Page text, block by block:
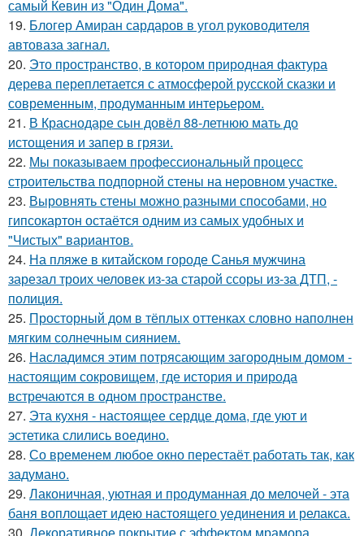
самый Кевин из "Один Дома".
19. Блогер Амиран сардаров в угол руководителя
автоваза загнал.
20. Это пространство, в котором природная фактура
дерева переплетается с атмосферой русской сказки и
современным, продуманным интерьером.
21. В Краснодаре сын довёл 88-летнюю мать до
истощения и запер в грязи.
22. Мы показываем профессиональный процесс
строительства подпорной стены на неровном участке.
23. Выровнять стены можно разными способами, но
гипсокартон остаётся одним из самых удобных и
"Чистых" вариантов.
24. На пляже в китайском городе Санья мужчина
зарезал троих человек из-за старой ссоры из-за ДТП, -
полиция.
25. Просторный дом в тёплых оттенках словно наполнен
мягким солнечным сиянием.
26. Насладимся этим потрясающим загородным домом -
настоящим сокровищем, где история и природа
встречаются в одном пространстве.
27. Эта кухня - настоящее сердце дома, где уют и
эстетика слились воедино.
28. Со временем любое окно перестаёт работать так, как
задумано.
29. Лаконичная, уютная и продуманная до мелочей - эта
баня воплощает идею настоящего уединения и релакса.